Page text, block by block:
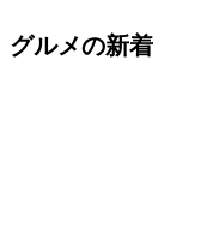
グルメの新着